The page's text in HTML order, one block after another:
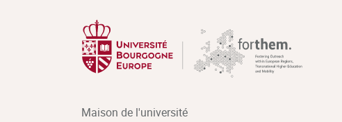
Maison de l'université